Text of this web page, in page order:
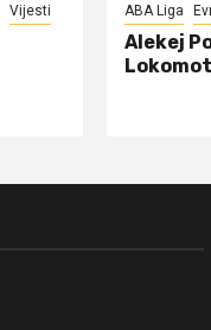
Vijesti ABA Liga
Alekej